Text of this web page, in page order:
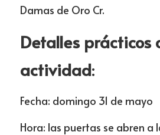
Damas de Oro Cr.
Detalles prácticos
actividad:
Fecha: domingo 31 de mayo
Hora: las puertas se abren a